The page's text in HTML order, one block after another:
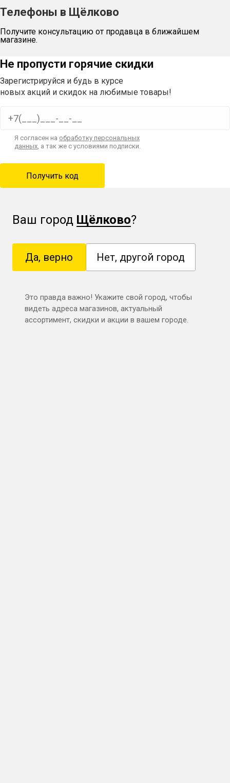
Телефоны в Щёлково
Получите консультацию от продавца в ближайшем
магазине.
Не пропусти горячие скидки
Зарегистрируйся и будь в курсе
новых акций и скидок на любимые товары!
Я согласен на обработку персональных
данных, а так же с условиями подписки.
Ваш город Щёлково?
Да, верно Нет, другой город
Это правда важно! Укажите свой город, чтобы
видеть адреса магазинов, актуальный
ассортимент, скидки и акции в вашем городе.